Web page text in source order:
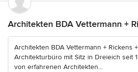
Architekten BDA Vettermann +
Architekten BDA Vettermann + Rickens
Architekturbüro mit Sitz in Dreieich seit
von erfahrenen Architekten...